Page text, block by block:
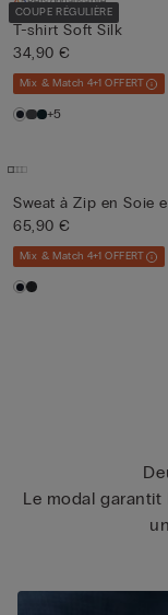
COUPE RÉGULIÈRE
T-shirt Soft Silk
34,90 €
Mix & Match 4+1 OFFERT
+5
Sweat à Zip en Soie
65,90 €
Mix & Match 4+1 OFFERT
Le modal garantit